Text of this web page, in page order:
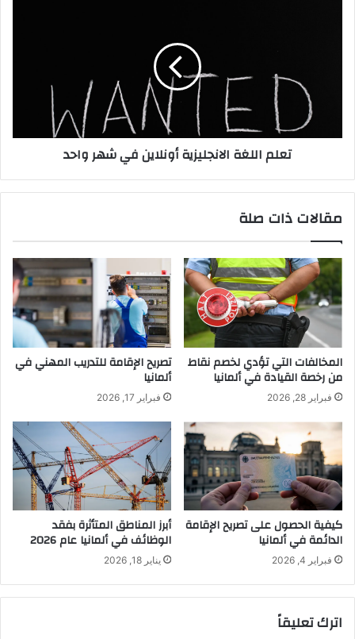
تعلم اللغة الانجليزية أونلاين في شهر واحد
مقالات ذات صلة
المخالفات التي تؤدي لخصم نقاط
من رخصة القيادة في ألمانيا
فبراير 28, 2026
تصريح الإقامة للتدريب المهني في
ألمانيا
فبراير 17, 2026
كيفية الحصول على تصريح الإقامة
الدائمة في ألمانيا
فبراير 4, 2026
أبرز المناطق المتأثرة بفقد
الوظائف في ألمانيا عام 2026
يناير 18, 2026
اترك تعليقاً